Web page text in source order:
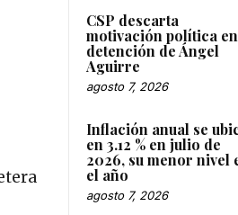
CSP descarta
motivación política en
detención de Ángel
Aguirre
agosto 7, 2026
Inflación anual se
en 3.12 % en julio de
2026, su menor nivel
el año
agosto 7, 2026